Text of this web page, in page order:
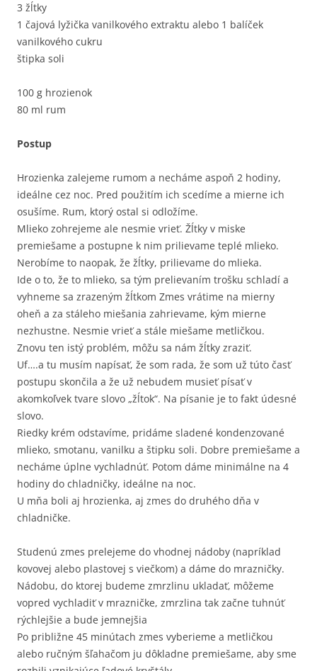
3 žĺtky
1 čajová lyžička vanilkového extraktu alebo 1 balíček
vanilkového cukru
štipka soli
100 g hrozienok
80 ml rum
Postup
Hrozienka zalejeme rumom a necháme aspoň 2 hodiny,
ideálne cez noc. Pred použitím ich scedíme a mierne ich
osušíme. Rum, ktorý ostal si odložíme.
Mlieko zohrejeme ale nesmie vrieť. Žĺtky v miske
premiešame a postupne k nim prilievame teplé mlieko.
Nerobíme to naopak, že žĺtky, prilievame do mlieka.
Ide o to, že to mlieko, sa tým prelievaním trošku schladí a
vyhneme sa zrazeným žĺtkom Zmes vrátime na mierny
oheň a za stáleho miešania zahrievame, kým mierne
nezhustne. Nesmie vrieť a stále miešame metličkou.
Znovu ten istý problém, môžu sa nám žĺtky zraziť.
Uf….a tu musím napísať, že som rada, že som už túto časť
postupu skončila a že už nebudem musieť písať v
akomkoľvek tvare slovo „žĺtok“. Na písanie je to fakt údesné
slovo.
Riedky krém odstavíme, pridáme sladené kondenzované
mlieko, smotanu, vanilku a štipku soli. Dobre premiešame a
necháme úplne vychladnúť. Potom dáme minimálne na 4
hodiny do chladničky, ideálne na noc.
U mňa boli aj hrozienka, aj zmes do druhého dňa v
chladničke.
Studenú zmes prelejeme do vhodnej nádoby (napríklad
kovovej alebo plastovej s viečkom) a dáme do mrazničky.
Nádobu, do ktorej budeme zmrzlinu ukladať, môžeme
vopred vychladiť v mrazničke, zmrzlina tak začne tuhnúť
rýchlejšie a bude jemnejšia
Po približne 45 minútach zmes vyberieme a metličkou
alebo ručným šľahačom ju dôkladne premiešame, aby sme